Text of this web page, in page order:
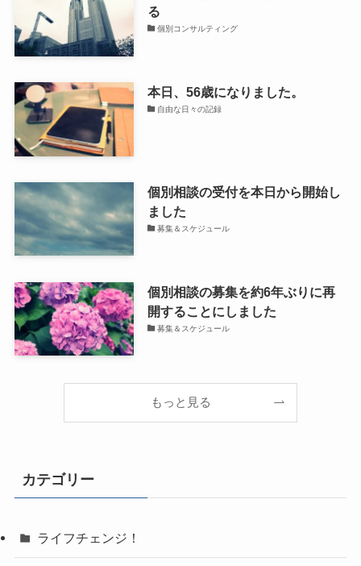
る
個別コンサルティング
本日、56歳になりました。
自由な日々の記録
個別相談の受付を本日から開始し
ました
募集＆スケジュール
個別相談の募集を約6年ぶりに再
開することにしました
募集＆スケジュール
もっと見る
カテゴリー
ライフチェンジ！